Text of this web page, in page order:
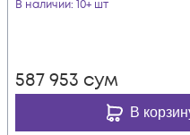
В наличии: 10+ шт
587 953 сум
В